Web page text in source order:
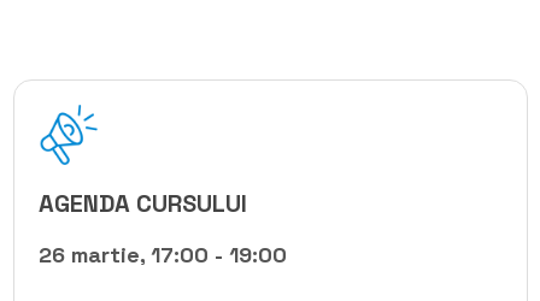
AGENDA CURSULUI
26 martie, 17:00 - 19:00